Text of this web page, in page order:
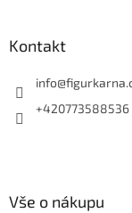
Kontakt
info@
+420773588536
Vše o nákupu